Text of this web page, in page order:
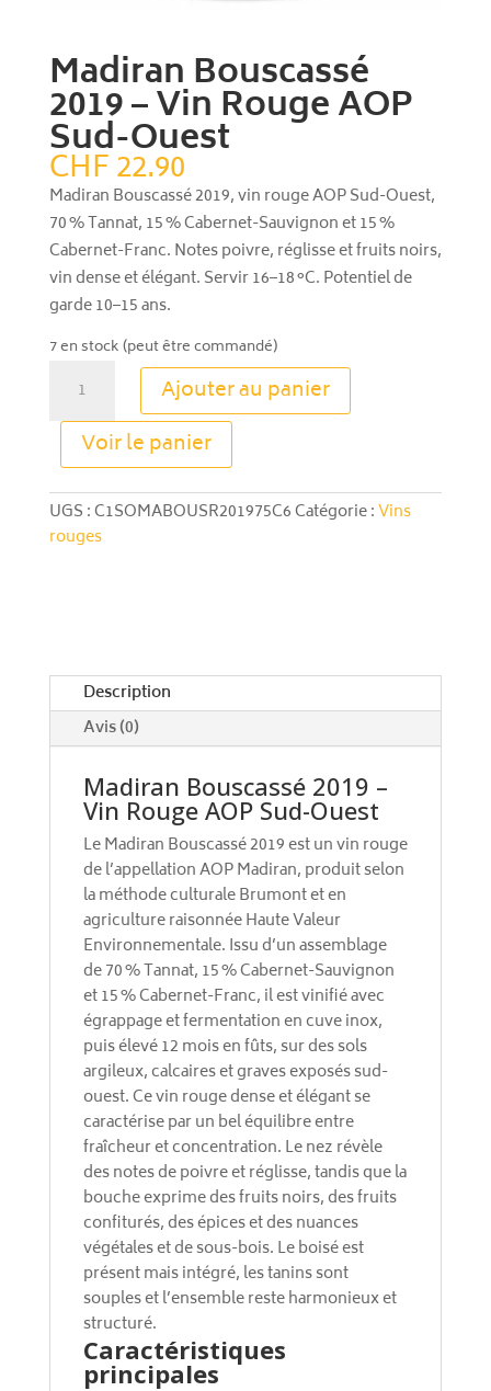
Madiran Bouscassé
2019 – Vin Rouge AOP
Sud-Ouest
CHF22.90
Madiran Bouscassé 2019, vin rouge AOP Sud-Ouest,
70 % Tannat, 15 % Cabernet-Sauvignon et 15 %
Cabernet-Franc. Notes poivre, réglisse et fruits noirs,
vin dense et élégant. Servir 16–18 °C. Potentiel de
garde 10–15 ans.
7 en stock (peut être commandé)
Madiran
Bouscassé
2019
–
Vin
Rouge
Ajouter au panier
Voir le panier
A
l
e
e
:
UGS :C1SOMABOUSR201975C6Catégorie :Vins
rouges
Description
Avis (0)
Madiran Bouscassé 2019 –
Vin Rouge AOP Sud-Ouest
Le Madiran Bouscassé 2019 est un vin rouge
de l’appellation AOP Madiran, produit selon
la méthode culturale Brumont et en
agriculture raisonnée Haute Valeur
Environnementale. Issu d’un assemblage
de 70 % Tannat, 15 % Cabernet-Sauvignon
et 15 % Cabernet-Franc, il est vinifié avec
égrappage et fermentation en cuve inox,
puis élevé 12 mois en fûts, sur des sols
argileux, calcaires et graves exposés sud-
ouest. Ce vin rouge dense et élégant se
caractérise par un bel équilibre entre
fraîcheur et concentration. Le nez révèle
des notes de poivre et réglisse, tandis que la
bouche exprime des fruits noirs, des fruits
confiturés, des épices et des nuances
végétales et de sous-bois. Le boisé est
présent mais intégré, les tanins sont
souples et l’ensemble reste harmonieux et
structuré.
Caractéristiques
principales